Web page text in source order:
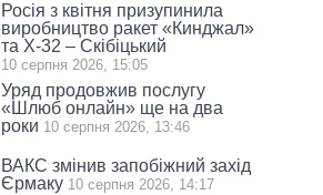
Росія з квітня призупинила
виробництво ракет «Кинджал»
та Х-32 – Скібіцький
10 серпня 2026, 15:05
Уряд продовжив послугу
«Шлюб онлайн» ще на два
роки 10 серпня 2026, 13:46
ВАКС змінив запобіжний захід
Єрмаку 10 серпня 2026, 14:17